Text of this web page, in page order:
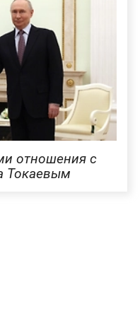
отношения с
Токаевым